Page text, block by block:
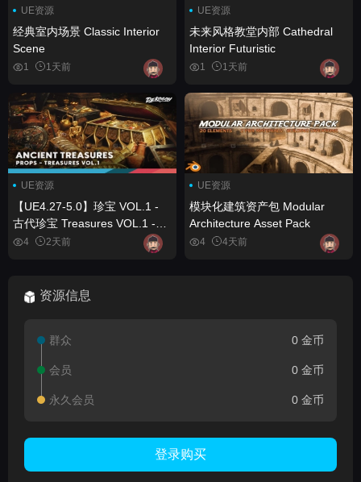
UE资源
经典室内场景 Classic Interior
Scene
1 1天前
UE资源
未来风格教堂内部 Cathedral
Interior Futuristic
1 1天前
UE资源
【UE4.27-5.0】珍宝 VOL.1 -
古代珍宝 Treasures VOL.1 -
Ancient Treasures
4 2天前
UE资源
模块化建筑资产包 Modular
Architecture Asset Pack
4 4天前
资源信息
群众 0 金币
会员 0 金币
永久会员 0 金币
登录购买